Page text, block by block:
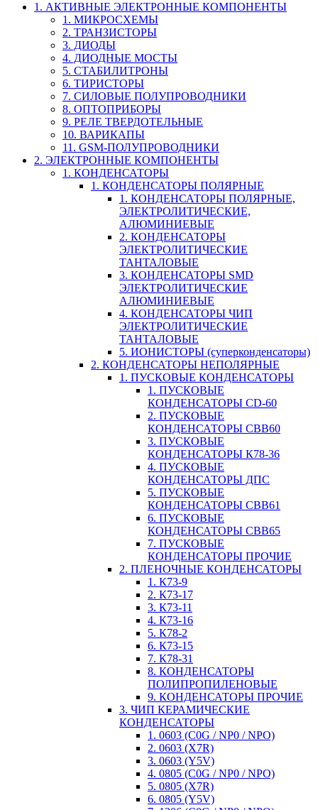
1. АКТИВНЫЕ ЭЛЕКТРОННЫЕ КОМПОНЕНТЫ
1. МИКРОСХЕМЫ
2. ТРАНЗИСТОРЫ
3. ДИОДЫ
4. ДИОДНЫЕ МОСТЫ
5. СТАБИЛИТРОНЫ
6. ТИРИСТОРЫ
7. СИЛОВЫЕ ПОЛУПРОВОДНИКИ
8. ОПТОПРИБОРЫ
9. РЕЛЕ ТВЕРДОТЕЛЬНЫЕ
10. ВАРИКАПЫ
11. GSM-ПОЛУПРОВОДНИКИ
2. ЭЛЕКТРОННЫЕ КОМПОНЕНТЫ
1. КОНДЕНСАТОРЫ
1. КОНДЕНСАТОРЫ ПОЛЯРНЫЕ
1. КОНДЕНСАТОРЫ ПОЛЯРНЫЕ,
ЭЛЕКТРОЛИТИЧЕСКИЕ,
АЛЮМИНИЕВЫЕ
2. КОНДЕНСАТОРЫ
ЭЛЕКТРОЛИТИЧЕСКИЕ
ТАНТАЛОВЫЕ
3. КОНДЕНСАТОРЫ SMD
ЭЛЕКТРОЛИТИЧЕСКИЕ
АЛЮМИНИЕВЫЕ
4. КОНДЕНСАТОРЫ ЧИП
ЭЛЕКТРОЛИТИЧЕСКИЕ
ТАНТАЛОВЫЕ
5. ИОНИСТОРЫ (суперконденсаторы)
2. КОНДЕНСАТОРЫ НЕПОЛЯРНЫЕ
1. ПУСКОВЫЕ КОНДЕНСАТОРЫ
1. ПУСКОВЫЕ
КОНДЕНСАТОРЫ CD-60
2. ПУСКОВЫЕ
КОНДЕНСАТОРЫ CBB60
3. ПУСКОВЫЕ
КОНДЕНСАТОРЫ К78-36
4. ПУСКОВЫЕ
КОНДЕНСАТОРЫ ДПС
5. ПУСКОВЫЕ
КОНДЕНСАТОРЫ CBB61
6. ПУСКОВЫЕ
КОНДЕНСАТОРЫ CBB65
7. ПУСКОВЫЕ
КОНДЕНСАТОРЫ ПРОЧИЕ
2. ПЛЕНОЧНЫЕ КОНДЕНСАТОРЫ
1. К73-9
2. К73-17
3. К73-11
4. К73-16
5. К78-2
6. К73-15
7. К78-31
8. КОНДЕНСАТОРЫ
ПОЛИПРОПИЛЕНОВЫЕ
9. КОНДЕНСАТОРЫ ПРОЧИЕ
3. ЧИП КЕРАМИЧЕСКИЕ
КОНДЕНСАТОРЫ
1. 0603 (C0G / NP0 / NPO)
2. 0603 (X7R)
3. 0603 (Y5V)
4. 0805 (C0G / NP0 / NPO)
5. 0805 (X7R)
6. 0805 (Y5V)